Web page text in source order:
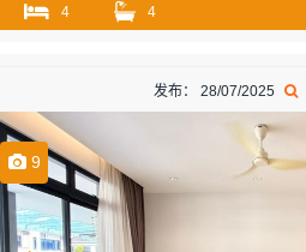
4 4
发布： 28/07/2025
9